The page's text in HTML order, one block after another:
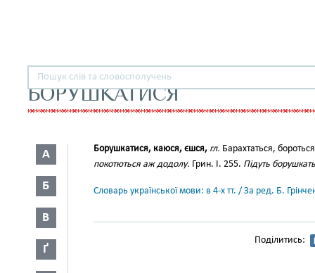
БОРУШКАТИСЯ
А
Б
В
Ґ
Борушкатися, каюся, єшся, гл. Барахтаться,
покотються аж додолу. Грин. І. 255. Підуть
Словарь української мови: в 4-х тт. / За ред. Б.
Поділитись: